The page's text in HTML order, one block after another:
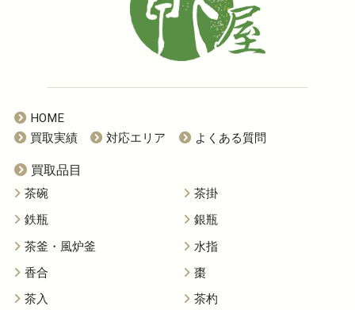
HOME
買取実績
対応エリア よくある質問
買取品目
茶碗
茶掛
鉄瓶
銀瓶
茶釜・風炉釜
水指
香合
棗
茶入
茶杓